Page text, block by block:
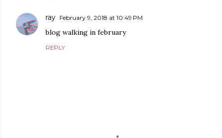
ray February 9, 2018 at 10:49 PM
blog walking in february
REPLY